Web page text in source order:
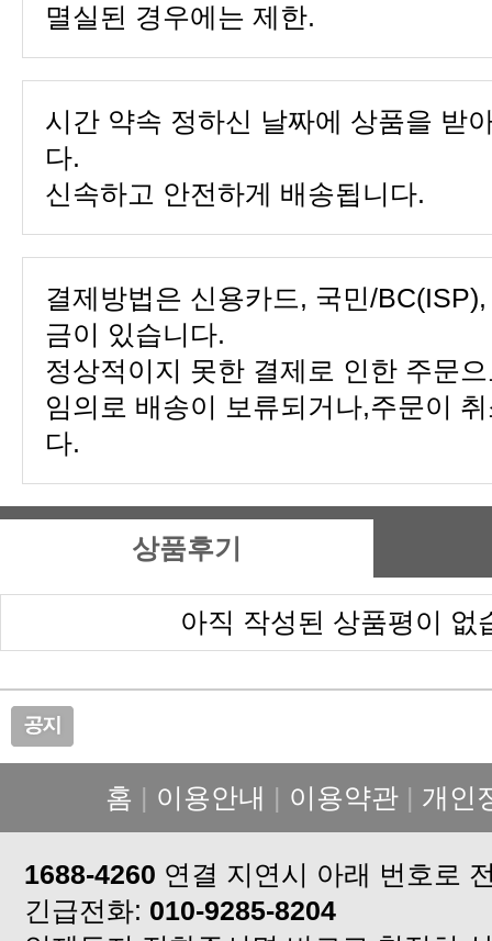
멸실된 경우에는 제한.
다.
신속하고 안전하게 배송됩니다.
금이 있습니다.
다.
상품후기
아직 작성된 상품평이 없
홈 | 이용안내 | 이용약관 | 개인
1688-4260 연결 지연시 아래 번호로
긴급전화: 010-9285-8204